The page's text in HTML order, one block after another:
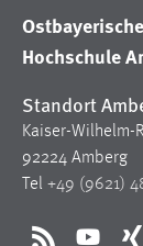
Hochschule
Standort
Kaiser-Wilhelm-
92224 Amberg
Tel +49 (9621)